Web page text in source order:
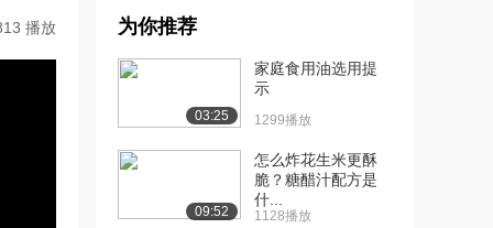
播放 为你推荐
03:25
家庭食用油选用提
示
1299播放
09:52
怎么炸花生米更酥
脆？糖醋汁配方是
什...
1128播放